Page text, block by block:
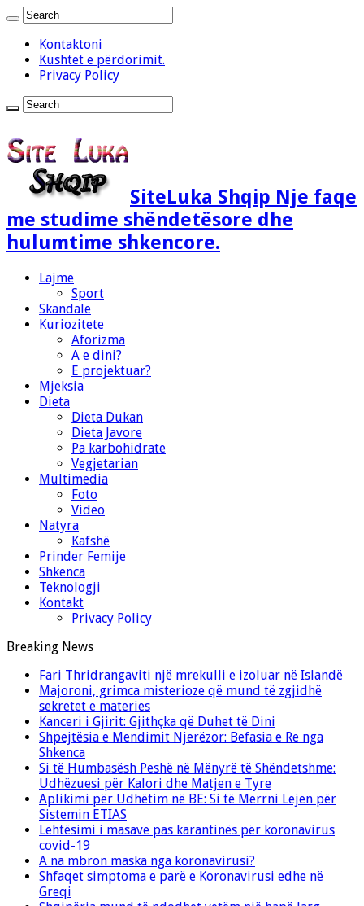
Kontaktoni
Kushtet e përdorimit.
Privacy Policy
SiteLuka Shqip Nje faqe
me studime shëndetësore dhe
hulumtime shkencore.
Lajme
Sport
Skandale
Kuriozitete
Aforizma
A e dini?
E projektuar?
Mjeksia
Dieta
Dieta Dukan
Dieta Javore
Pa karbohidrate
Vegjetarian
Multimedia
Foto
Video
Natyra
Kafshë
Prinder Femije
Shkenca
Teknologji
Kontakt
Privacy Policy
Breaking News
Fari Thridrangaviti një mrekulli e izoluar në Islandë
Majoroni, grimca misterioze që mund të zgjidhë
sekretet e materies
Kanceri i Gjirit: Gjithçka që Duhet të Dini
Shpejtësia e Mendimit Njerëzor: Befasia e Re nga
Shkenca
Si të Humbasësh Peshë në Mënyrë të Shëndetshme:
Udhëzuesi për Kalori dhe Matjen e Tyre
Aplikimi për Udhëtim në BE: Si të Merrni Lejen për
Sistemin ETIAS
Lehtësimi i masave pas karantinës për koronavirus
covid-19
A na mbron maska nga koronavirusi?
Shfaqet simptoma e parë e Koronavirusi edhe në
Greqi